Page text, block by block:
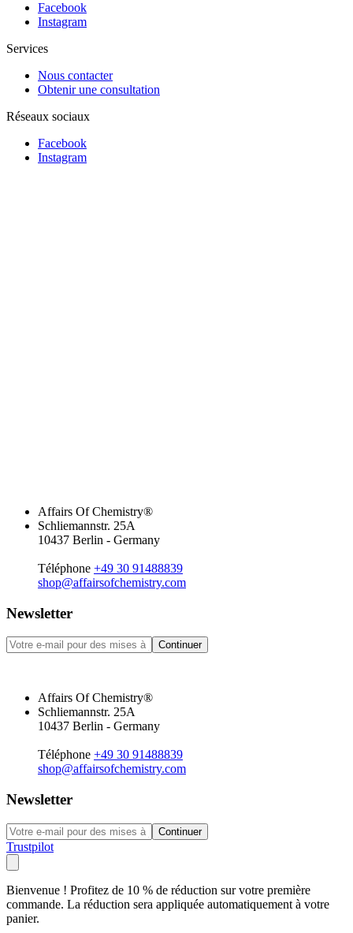
Facebook
Instagram
Services
Nous contacter
Obtenir une consultation
Réseaux sociaux
Facebook
Instagram
Affairs Of Chemistry®
Schliemannstr. 25A
10437 Berlin - Germany
Téléphone +49 30 91488839
shop@affairsofchemistry.com
Newsletter
Continuer
Affairs Of Chemistry®
Schliemannstr. 25A
10437 Berlin - Germany
Téléphone +49 30 91488839
shop@affairsofchemistry.com
Newsletter
Continuer
Trustpilot
Bienvenue ! Profitez de 10 % de réduction sur votre première
commande. La réduction sera appliquée automatiquement à votre
panier.